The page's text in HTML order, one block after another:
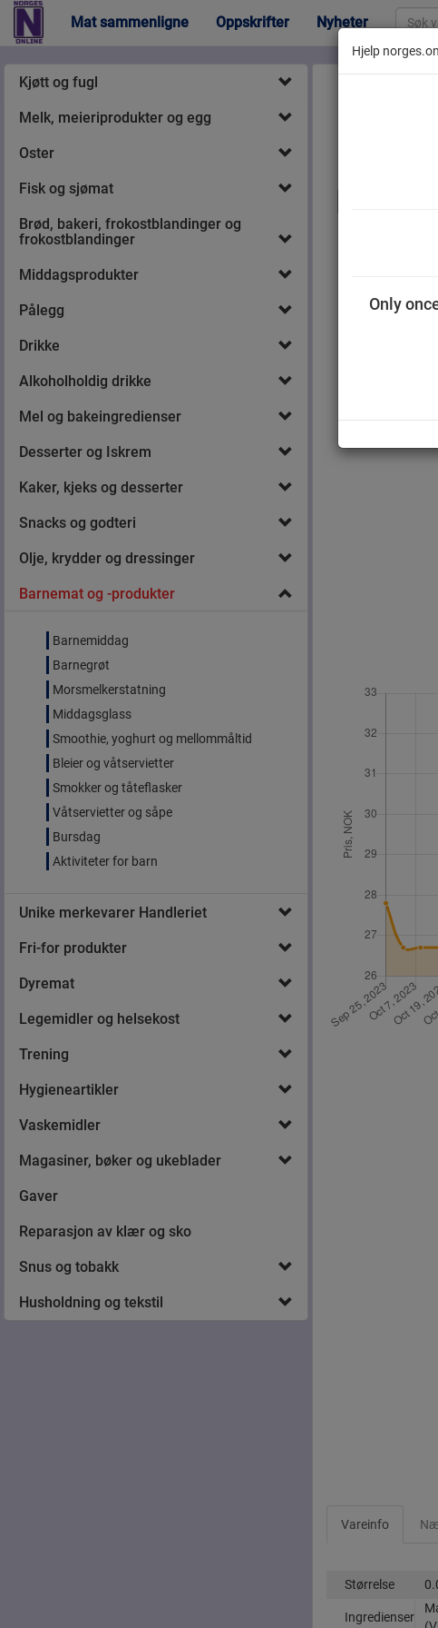
Mat sammenligne Oppskrifter Nyheter
Kjøtt og fugl
Melk, meieriprodukter og egg
Oster
Fisk og sjømat
Brød, bakeri, frokostblandinger og
frokostblandinger
Middagsprodukter
Pålegg
Drikke
Alkoholholdig drikke
Mel og bakeingredienser
Desserter og Iskrem
Kaker, kjeks og desserter
Snacks og godteri
Olje, krydder og dressinger
Barnemat og -produkter
Barnemiddag
Barnegrøt
Morsmelkerstatning
Middagsglass
Smoothie, yoghurt og mellommåltid
Bleier og våtservietter
Smokker og tåteflasker
Våtservietter og såpe
Bursdag
Aktiviteter for barn
Unike merkevarer Handleriet
Fri-for produkter
Dyremat
Legemidler og helsekost
Trening
Hygieneartikler
Vaskemidler
Magasiner, bøker og ukeblader
Gaver
Reparasjon av klær og sko
Snus og tobakk
Husholdning og tekstil
Ellas
av
Vareinfo
Størrelse
Ingredienser
Hjelp
Only